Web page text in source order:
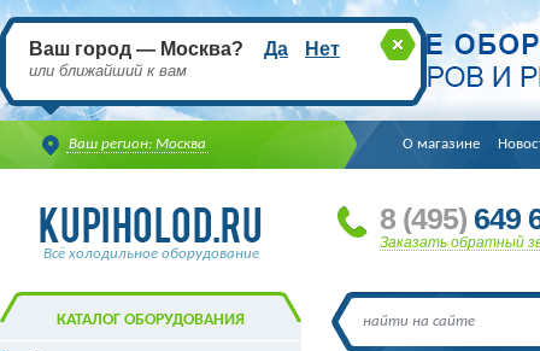
Ваш регион: Москва
Ваш город — Москва? Да Нет
или ближайший к вам
О магазине
Всё холодильное оборудование
8 (495) 649
Заказать обратный
КАТАЛОГ ОБОРУДОВАНИЯ